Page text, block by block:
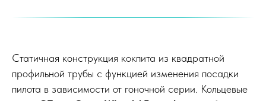
Статичная конструкция кокпита из квадратной
профильной трубы с функцией изменения посадки
пилота в зависимости от гоночной серии. Кольцевые